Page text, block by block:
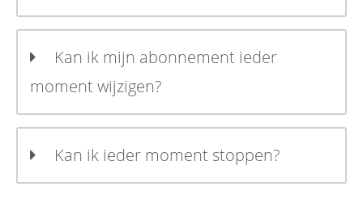
Kan ik mijn abonnement ieder
moment wijzigen?
Kan ik ieder moment stoppen?